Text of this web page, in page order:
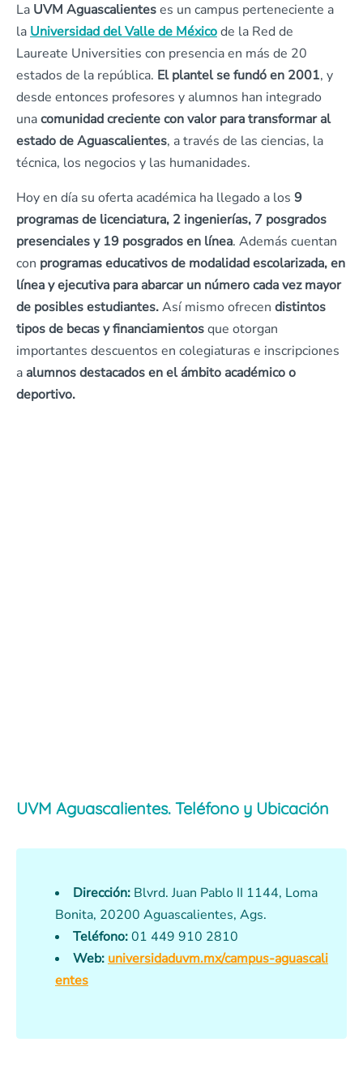
La UVM Aguascalienteses un campus perteneciente a
la Universidad del Valle de Méxicode la Red de
Laureate Universities con presencia en más de 20
estados de la república. El plantel se fundó en 2001, y
desde entonces profesores y alumnos han integrado
unacomunidad creciente con valor para transformar al
estado de Aguascalientes, a través de las ciencias, la
técnica, los negocios y las humanidades.
Hoy en día su oferta académica ha llegado a los 9
programas de licenciatura, 2 ingenierías, 7 posgrados
presenciales y 19 posgrados en línea. Además cuentan
con programas educativos de modalidad escolarizada, en
línea y ejecutiva para abarcar un número cada vez mayor
de posibles estudiantes.Así mismo ofrecen distintos
tipos de becas y financiamientosque otorgan
importantes descuentos en colegiaturas e inscripciones
a alumnos destacados en el ámbito académico o
deportivo.
UVM Aguascalientes. Teléfono y Ubicación
Dirección: Blvrd. Juan Pablo II 1144, Loma
Bonita, 20200 Aguascalientes, Ags.
Teléfono:01 449 910 2810
Web: universidaduvm.mx/campus-aguascali
entes